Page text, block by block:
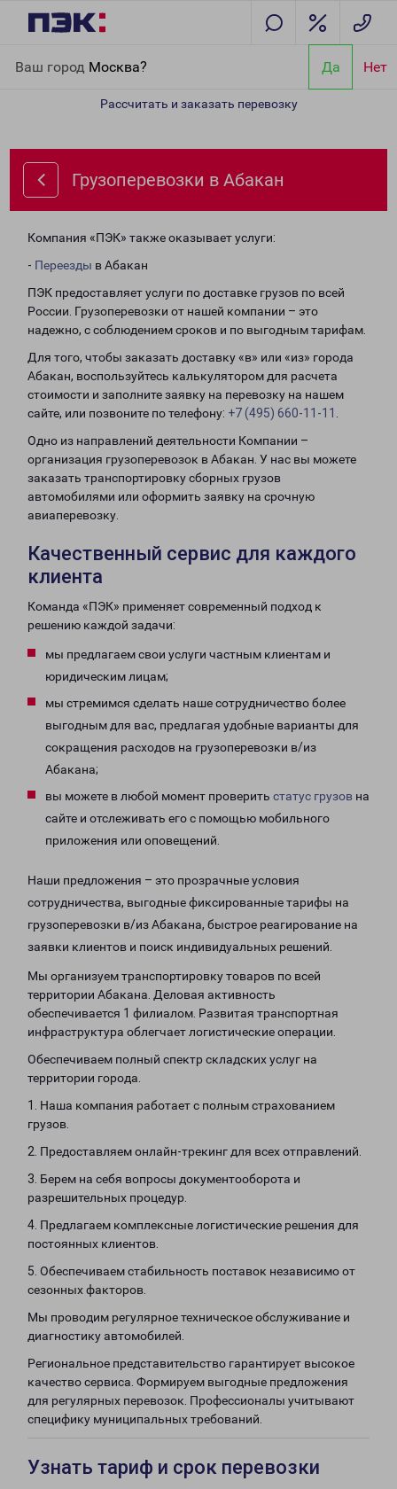
Ваш город Москва? Да Нет
Рассчитать и заказать перевозку
Грузоперевозки в Абакан
Компания «ПЭК» также оказывает услуги:
- Переезды в Абакан
ПЭК предоставляет услуги по доставке грузов по всей
России. Грузоперевозки от нашей компании – это
надежно, с соблюдением сроков и по выгодным тарифам.
Для того, чтобы заказать доставку «в» или «из» города
Абакан, воспользуйтесь калькулятором для расчета
стоимости и заполните заявку на перевозку на нашем
сайте, или позвоните по телефону: +7 (495) 660-11-11
Одно из направлений деятельности Компании –
организация грузоперевозок в Абакан. У нас вы можете
заказать транспортировку сборных грузов
автомобилями или оформить заявку на срочную
авиаперевозку.
Качественный сервис для каждого
клиента
Команда «ПЭК» применяет современный подход к
решению каждой задачи:
мы предлагаем свои услуги частным клиентам и
юридическим лицам;
мы стремимся сделать наше сотрудничество более
выгодным для вас, предлагая удобные варианты для
сокращения расходов на грузоперевозки в/из
Абакана;
вы можете в любой момент проверить статус грузов на
сайте и отслеживать его с помощью мобильного
приложения или оповещений.
Наши предложения – это прозрачные условия
сотрудничества, выгодные фиксированные тарифы на
грузоперевозки в/из Абакана, быстрое реагирование на
заявки клиентов и поиск индивидуальных решений.
Мы организуем транспортировку товаров по всей
территории Абакана. Деловая активность
обеспечивается 1 филиалом. Развитая транспортная
инфраструктура облегчает логистические операции.
Обеспечиваем полный спектр складских услуг на
территории города.
1. Наша компания работает с полным страхованием
грузов.
2. Предоставляем онлайн-трекинг для всех отправлений.
3. Берем на себя вопросы документооборота и
разрешительных процедур.
4. Предлагаем комплексные логистические решения для
постоянных клиентов.
5. Обеспечиваем стабильность поставок независимо от
сезонных факторов.
Мы проводим регулярное техническое обслуживание и
диагностику автомобилей.
Региональное представительство гарантирует высокое
качество сервиса. Формируем выгодные предложения
для регулярных перевозок. Профессионалы учитывают
специфику муниципальных требований.
Узнать тариф и срок перевозки